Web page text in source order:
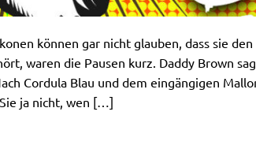
können gar nicht glauben, dass sie
waren die Pausen kurz. Daddy Brown
Cordula Blau und dem eingängigen
ja nicht, wen […]